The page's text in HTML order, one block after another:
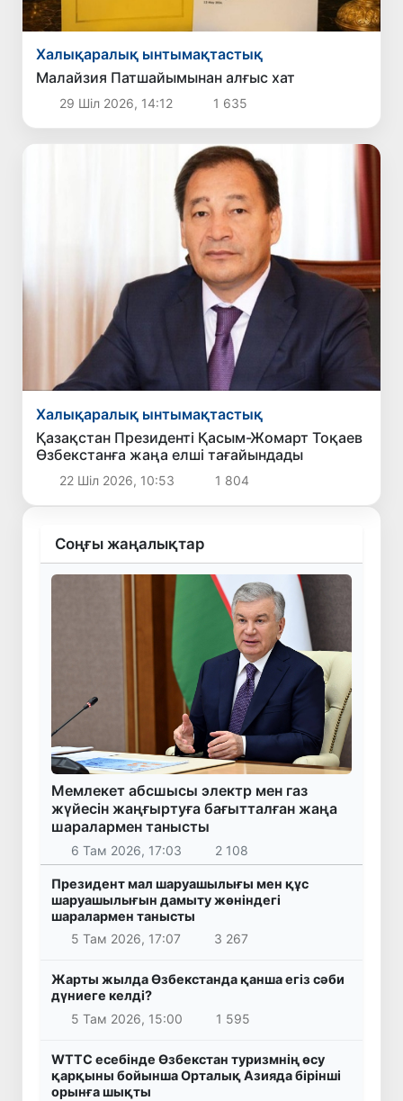
Халықаралық ынтымақтастық
Малайзия Патшайымынан алғыс хат
29 Шіл 2026, 14:12 1 635
Халықаралық ынтымақтастық
Қазақстан Президенті Қасым-Жомарт Тоқаев
Өзбекстанға жаңа елші тағайындады
22 Шіл 2026, 10:53 1 804
Соңғы жаңалықтар
Мемлекет абсшысы электр мен газ
жүйесін жаңғыртуға бағытталған жаңа
шаралармен танысты
6 Там 2026, 17:03 2 108
Президент мал шаруашылығы мен құс
шаруашылығын дамыту жөніндегі
шаралармен танысты
5 Там 2026, 17:07
3 267
Жарты жылда Өзбекстанда қанша егіз сәби
дүниеге келді?
5 Там 2026, 15:00
1 595
WTTC есебінде Өзбекстан туризмнің өсу
қарқыны бойынша Орталық Азияда бірінші
орынға шықты